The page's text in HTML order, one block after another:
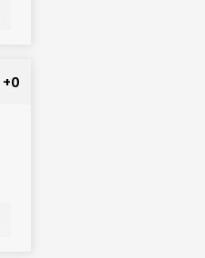
+0